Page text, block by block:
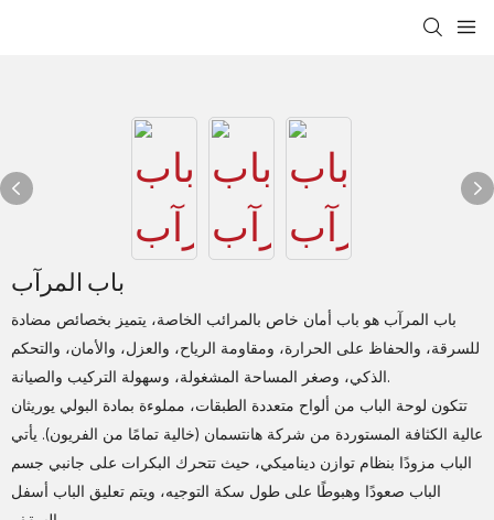
باب المرآب
باب المرآب هو باب أمان خاص بالمرائب الخاصة، يتميز بخصائص مضادة
للسرقة، والحفاظ على الحرارة، ومقاومة الرياح، والعزل، والأمان، والتحكم
الذكي، وصغر المساحة المشغولة، وسهولة التركيب والصيانة.
تتكون لوحة الباب من ألواح متعددة الطبقات، مملوءة بمادة البولي يوريثان
عالية الكثافة المستوردة من شركة هانتسمان (خالية تمامًا من الفريون). يأتي
الباب مزودًا بنظام توازن ديناميكي، حيث تتحرك البكرات على جانبي جسم
الباب صعودًا وهبوطًا على طول سكة التوجيه، ويتم تعليق الباب أسفل